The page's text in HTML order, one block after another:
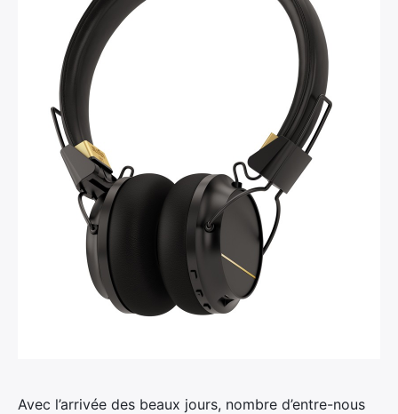
Avec l’arrivée des beaux jours, nombre d’entre-nous